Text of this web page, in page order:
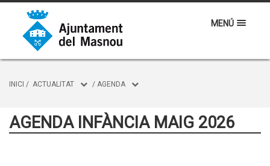
MENÚ
INICI / ACTUALITAT / AGENDA
AGENDA INFÀNCIA MAIG 2026